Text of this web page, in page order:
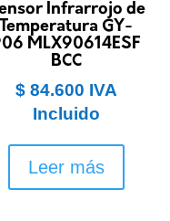
Infrarrojo de
Temperatura GY-
MLX90614ESF
BCC
$84.600 IVA
Incluido
Leer más